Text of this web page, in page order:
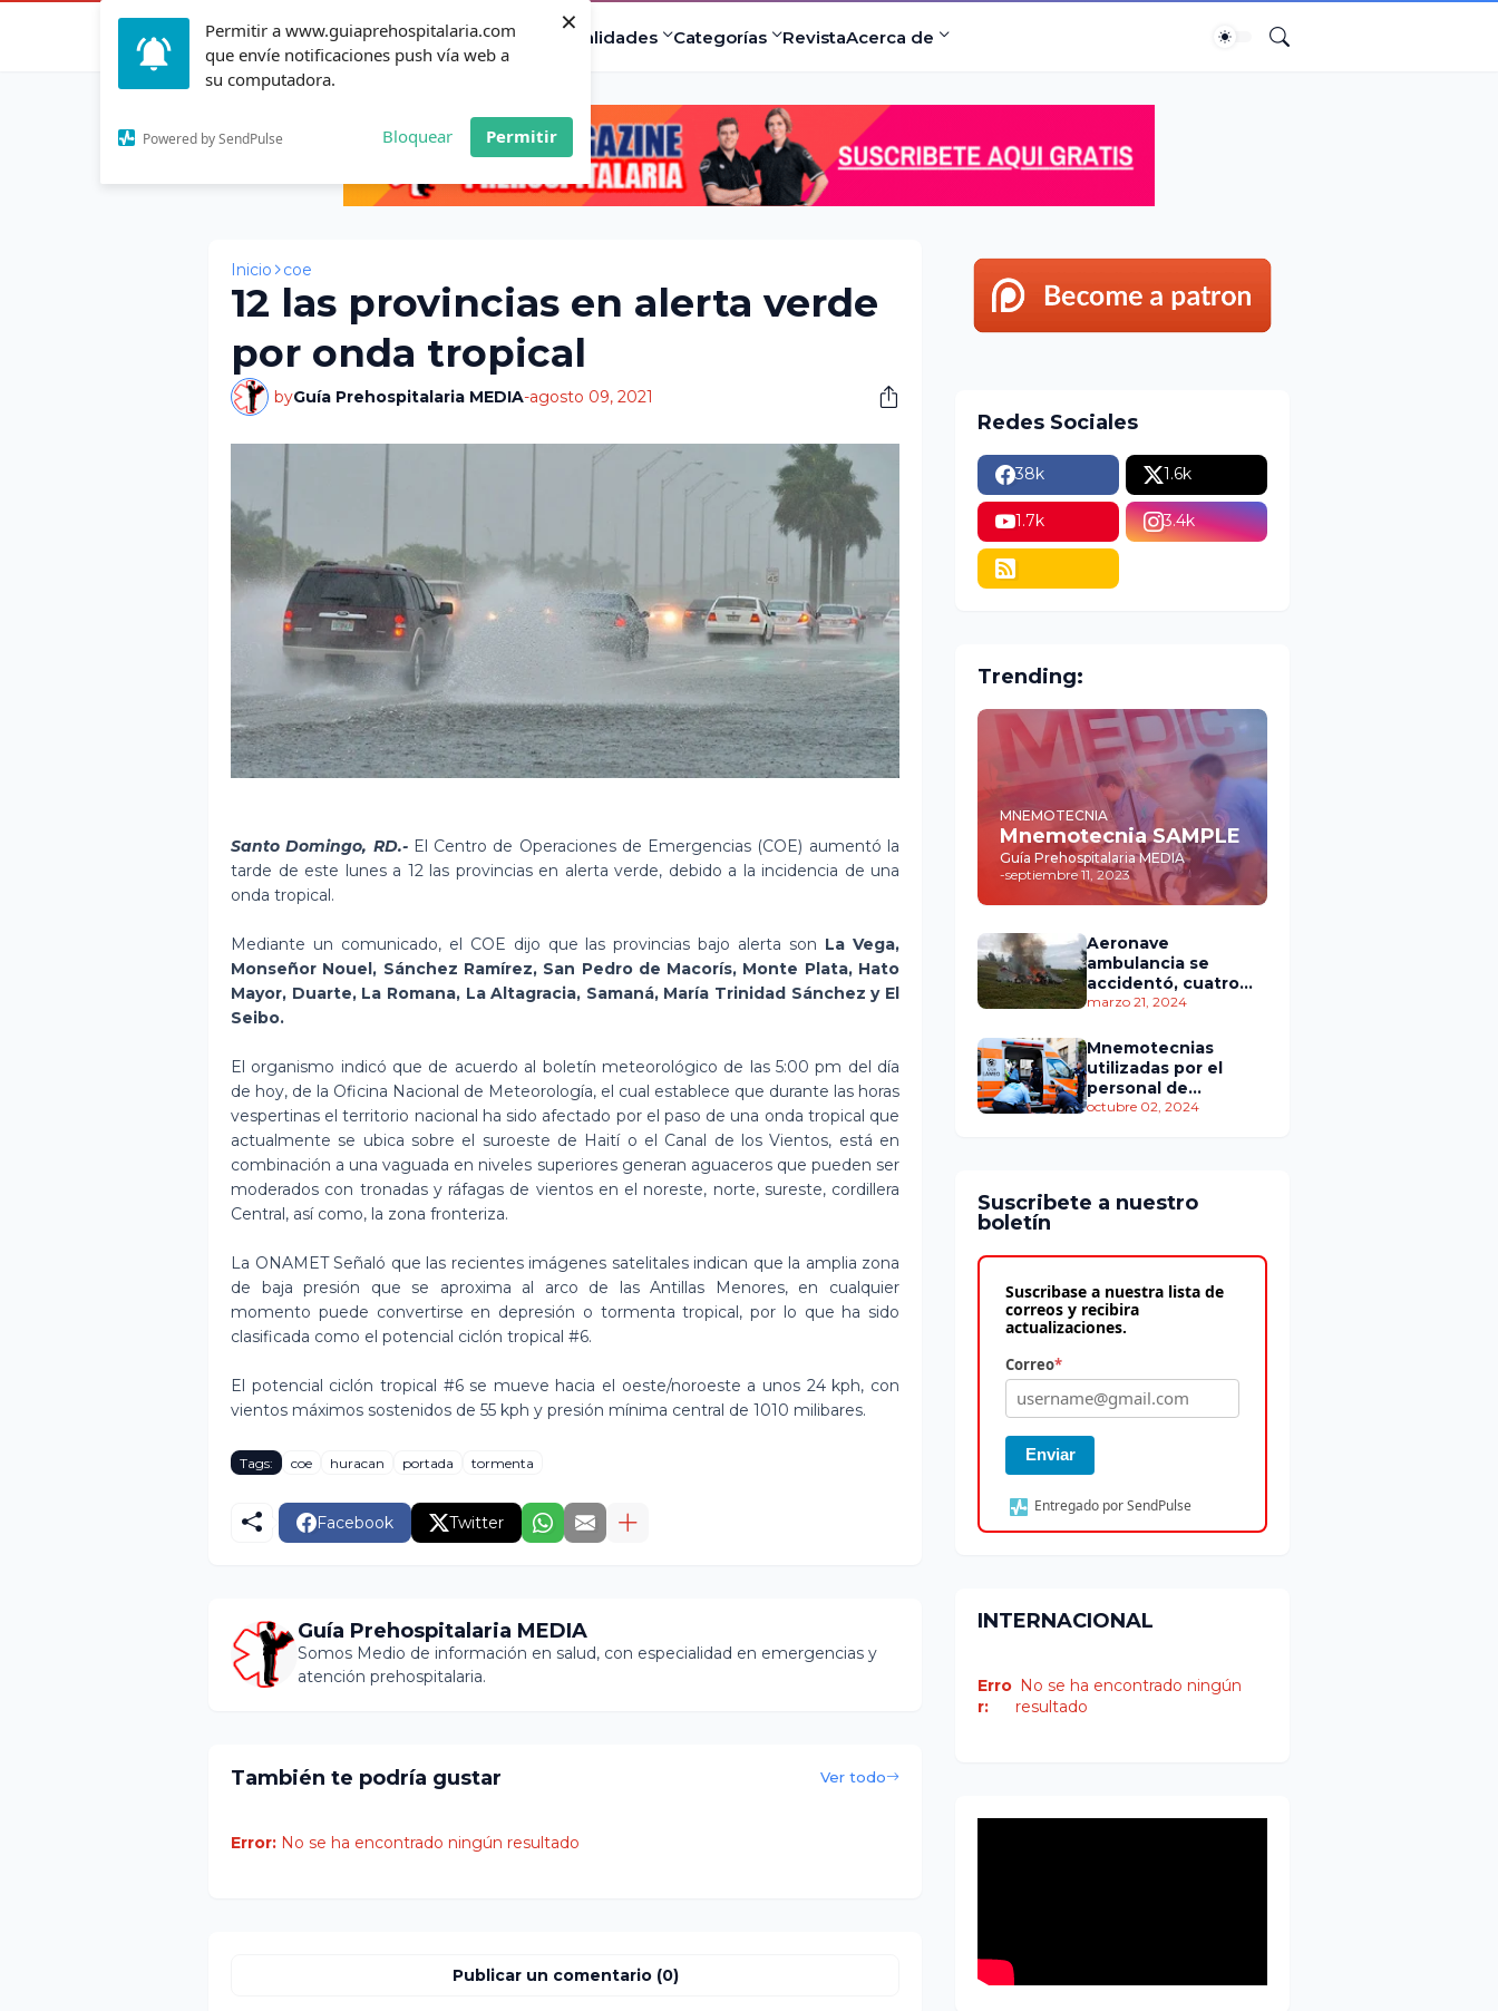
Permitir a www.guiaprehospitalaria.com
que envíe notificaciones push vía web a
su computadora.
Powered by SendPulse Bloquear Permitir
×
InicioActualidad Especialidades Categorías RevistaAcerca de
Inicio coe
12 las provincias en alerta verde
por onda tropical
byGuía Prehospitalaria MEDIA-agosto 09, 2021
Santo Domingo, RD.-El Centro de Operaciones de Emergencias (COE) aumentó la
tarde de este lunes a 12 las provincias en alerta verde, debido a la incidencia de una
onda tropical.
Mediante un comunicado, el COE dijo que las provincias bajo alerta son La Vega,
Monseñor Nouel, Sánchez Ramírez, San Pedro de Macorís, Monte Plata, Hato
Mayor, Duarte, La Romana, La Altagracia, Samaná, María Trinidad Sánchez y El
Seibo.
El organismo indicó que de acuerdo al boletín meteorológico de las 5:00 pm del día
de hoy, de la Oficina Nacional de Meteorología, el cual establece que durante las horas
vespertinas el territorio nacional ha sido afectado por el paso de una onda tropical que
actualmente se ubica sobre el suroeste de Haití o el Canal de los Vientos, está en
combinación a una vaguada en niveles superiores generan aguaceros que pueden ser
moderados con tronadas y ráfagas de vientos en el noreste, norte, sureste, cordillera
Central, así como, la zona fronteriza.
La ONAMET Señaló que las recientes imágenes satelitales indican que la amplia zona
de baja presión que se aproxima al arco de las Antillas Menores, en cualquier
momento puede convertirse en depresión o tormenta tropical, por lo que ha sido
clasificada como el potencial ciclón tropical #6.
El potencial ciclón tropical #6 se mueve hacia el oeste/noroeste a unos 24 kph, con
vientos máximos sostenidos de 55 kph y presión mínima central de 1010 milibares.
Tags: coe huracan portada tormenta
Facebook Twitter
Guía Prehospitalaria MEDIA
Somos Medio de información en salud, con especialidad en emergencias y
atención prehospitalaria.
También te podría gustar Ver todo
Error: No se ha encontrado ningún resultado
Publicar un comentario (0)
Redes Sociales
38k 1.6k
1.7k 3.4k
Trending:
MNEMOTECNIA
Mnemotecnia SAMPLE
Guía Prehospitalaria MEDIA
-septiembre 11, 2023
Aeronave
ambulancia se
accidentó, cuatro
personas murieron
marzo 21, 2024
Mnemotecnias
utilizadas por el
personal de
atención
octubre 02, 2024
Suscribete a nuestro
boletín
Suscribase a nuestra lista de
correos y recibira
actualizaciones.
Correo*
Enviar
Entregado por SendPulse
INTERNACIONAL
Erro
r:
No se ha encontrado ningún
resultado